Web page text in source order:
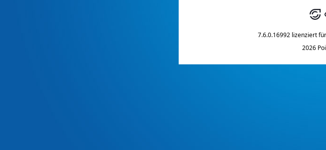
7.6.0.16992 lizenziert für
2026